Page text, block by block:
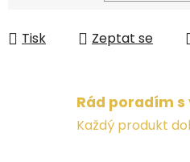
Tisk Zeptat se
Rád poradím
Každý produkt